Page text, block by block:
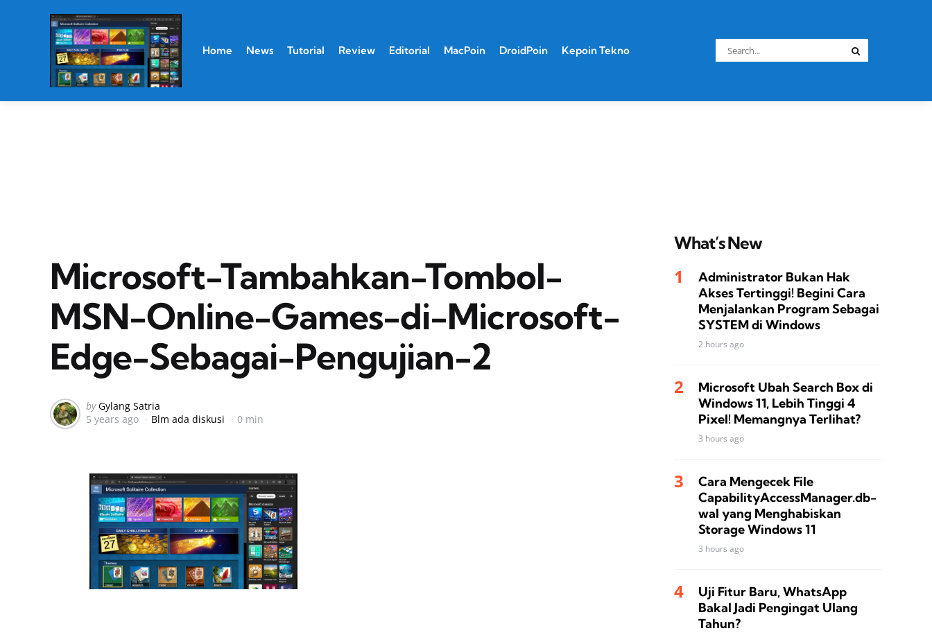
Home News Tutorial Review Editorial MacPoin DroidPoin Kepoin Tekno
Search
for:
Microsoft-Tambahkan-Tombol-
MSN-Online-Games-di-Microsoft-
Edge-Sebagai-Pengujian-2
Posted
by
by Gylang Satria
5 years ago
Blm ada diskusi 0 min
What’s New
Administrator Bukan Hak
Akses Tertinggi! Begini Cara
Menjalankan Program Sebagai
SYSTEM di Windows
2 hours ago
Microsoft Ubah Search Box di
Windows 11, Lebih Tinggi 4
Pixel! Memangnya Terlihat?
3 hours ago
Cara Mengecek File
CapabilityAccessManager.db-
wal yang Menghabiskan
Storage Windows 11
3 hours ago
Uji Fitur Baru, WhatsApp
Bakal Jadi Pengingat Ulang
Tahun?